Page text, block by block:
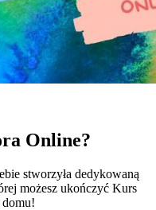
Online?
stworzyła dedykowaną
możesz ukończyć Kurs